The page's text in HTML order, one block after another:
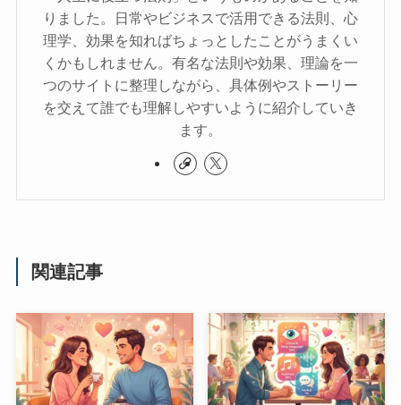
りました。日常やビジネスで活用できる法則、心
理学、効果を知ればちょっとしたことがうまくい
くかもしれません。有名な法則や効果、理論を一
つのサイトに整理しながら、具体例やストーリー
を交えて誰でも理解しやすいように紹介していき
ます。
関連記事